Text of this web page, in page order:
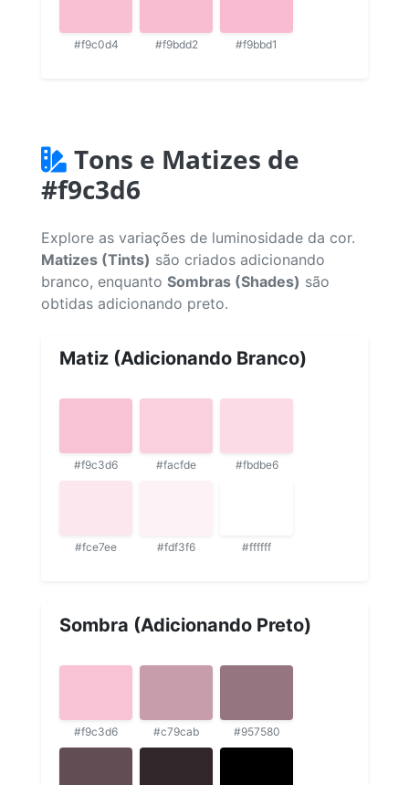
#f9c0d4 #f9bdd2 #f9bbd1
Tons e Matizes de
#f9c3d6
Explore as variações de luminosidade da cor.
Matizes (Tints) são criados adicionando
branco, enquanto Sombras (Shades) são
obtidas adicionando preto.
Matiz (Adicionando Branco)
#f9c3d6 #facfde #fbdbe6
#fce7ee #fdf3f6 #ffffff
Sombra (Adicionando Preto)
#f9c3d6 #c79cab #957580